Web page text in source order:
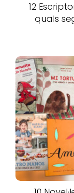
12
quals